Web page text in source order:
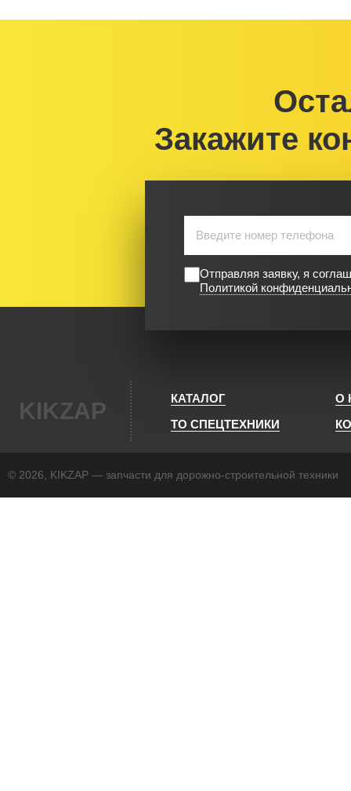
Закажите
Отправляя заявку, я
Политикой
KIKZAP КАТАЛОГ
О
ТО СПЕЦТЕХНИКИ
© 2026, KIKZAP — запчасти для дорожно-строительной техники